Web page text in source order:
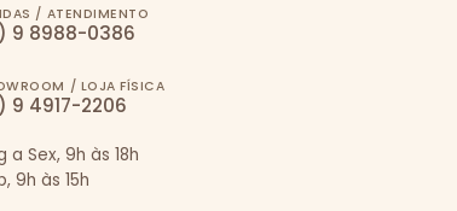
/ ATENDIMENTO
9 8988-0386
/ LOJA FÍSICA
9 4917-2206
a Sex, 9h às 18h
9h às 15h